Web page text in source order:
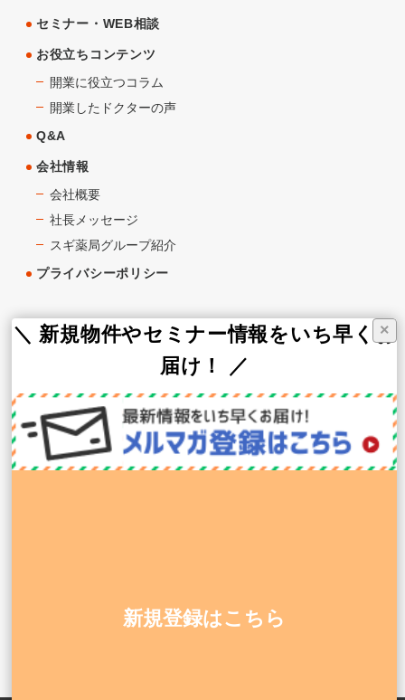
セミナー・WEB相談
お役立ちコンテンツ
開業に役立つコラム
開業したドクターの声
Q&A
会社情報
会社概要
社長メッセージ
スギ薬局グループ紹介
プライバシーポリシー
グループ会社
スギ薬局グループお客様サイト
スギメディカル株式会社（WEB支援）
株式会社MCS（総合HR）
平日 9:00〜18:00
×
＼ 新規物件やセミナー情報をいち早くお
届け！ ／
新規登録はこちら